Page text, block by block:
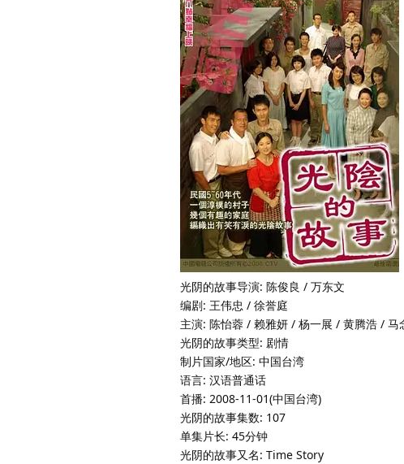
光阴的故事导演: 陈俊良 / 万东文
编剧: 王伟忠 / 徐誉庭
主演: 陈怡蓉 / 赖雅妍 / 杨一展 / 黄腾浩 / 马
光阴的故事类型: 剧情
制片国家/地区: 中国台湾
语言: 汉语普通话
首播: 2008-11-01(中国台湾)
光阴的故事集数: 107
单集片长: 45分钟
光阴的故事又名: Time Story